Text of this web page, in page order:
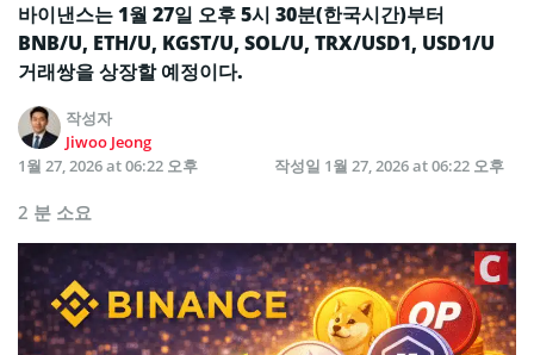
바이낸스는 1월 27일 오후 5시 30분(한국시간)부터
BNB/U, ETH/U, KGST/U, SOL/U, TRX/USD1, USD1/U
거래쌍을 상장할 예정이다.
작성자
Jiwoo Jeong
1월 27, 2026 at 06:22 오후
작성일 1월 27, 2026 at 06:22 오후
2 분 소요